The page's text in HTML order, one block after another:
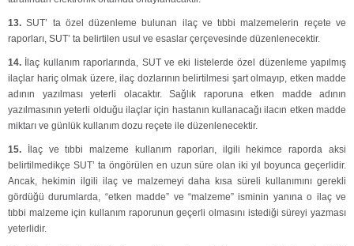
13. SUT’ ta özel düzenleme bulunan ilaç ve tıbbi malzemelerin reçete ve
raporları, SUT’ ta belirtilen usul ve esaslar çerçevesinde düzenlenecektir.
14. İlaç kullanım raporlarında, SUT ve eki listelerde özel düzenleme yapılmış
ilaçlar hariç olmak üzere, ilaç dozlarının belirtilmesi şart olmayıp, etken madde
adının yazılması yeterli olacaktır. Sağlık raporuna etken madde adının
yazılmasının yeterli olduğu ilaçlar için hastanın kullanacağı ilacın etken madde
miktarı ve günlük kullanım dozu reçete ile düzenlenecektir.
15. İlaç ve tıbbi malzeme kullanım raporları, ilgili hekimce raporda aksi
belirtilmedikçe SUT’ ta öngörülen en uzun süre olan iki yıl boyunca geçerlidir.
Ancak, hekimin ilgili ilaç ve malzemeyi daha kısa süreli kullanımını gerekli
gördüğü durumlarda, “etken madde” ve “malzeme” isminin yanına o ilaç ve
tıbbi malzeme için kullanım raporunun geçerli olmasını istediği süreyi yazması
yeterlidir.